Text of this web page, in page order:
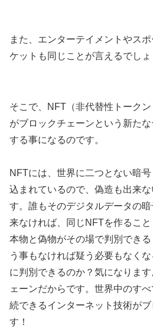
また、エンターテイメントやス
ケットも同じことが言えるでしょ
そこで、NFT（非代替性トークン
がブロックチェーンという新た
する事になるのです。
NFTには、世界に二つとない暗
込まれているので、偽造も出来
す。誰もそのデジタルデータの
来なければ、同じNFTを作ること
本物と偽物がその場で判別でき
う事もなければ疑う必要もなく
に判別できるのか？気になりま
ェーンだからです。世界中のす
続できるインターネット技術が
す！